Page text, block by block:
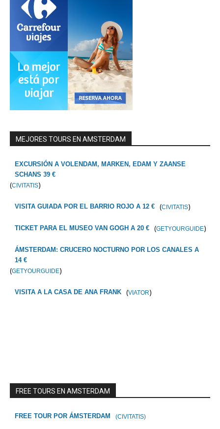
MEJORES TOURS EN AMSTERDAM
EXCURSIÓN A VOLENDAM, MARKEN, EDAM Y ZAANSE
SCHANS 39 €
(CIVITATIS)
VISITA GUIADA POR EL BARRIO ROJO A 12 € (CIVITATIS)
TICKET PARA EL MUSEO VAN GOGH A 20 € (GETYOURGUIDE)
ÁMSTERDAM: CRUCERO NOCTURNO POR LOS CANALES A
14 €
(GETYOURGUIDE)
VISITA A LA CASA DE ANA FRANK (VIATOR)
FREE TOURS EN AMSTERDAM
FREE TOUR POR ÁMSTERDAM (CIVITATIS)